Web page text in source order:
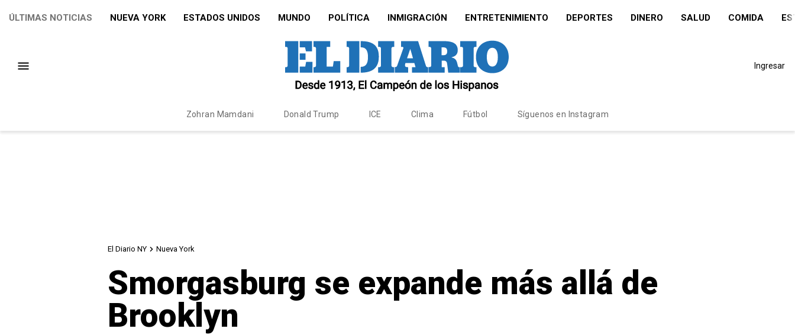
ÚLTIMAS NOTICIAS NUEVA YORK ESTADOS UNIDOS MUNDO POLÍTICA INMIGRACIÓN ENTRETENIMIENTO DEPORTES DINERO SALUD COMIDA
Ingresar
Zohran Mamdani Donald Trump ICE Clima Fútbol Síguenos en Instagram
El Diario NY Nueva York
Smorgasburg se expande más allá de
Brooklyn